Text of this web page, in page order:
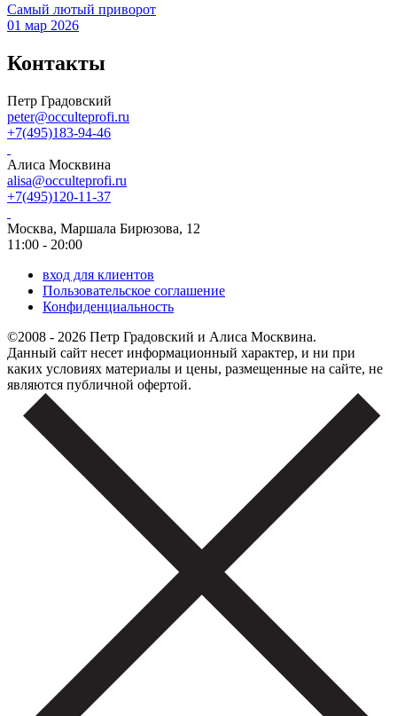
Самый лютый приворот
01 мар 2026
Контакты
Петр Градовский
peter@occulteprofi.ru
+7(495)183-94-46
Алиса Москвина
alisa@occulteprofi.ru
+7(495)120-11-37
Москва, Маршала Бирюзова, 12
11:00 - 20:00
вход для клиентов
Пользовательское соглашение
Конфиденциальность
©2008 - 2026 Петр Градовский и Алиса Москвина.
Данный сайт несет информационный характер, и ни при
каких условиях материалы и цены, размещенные на сайте, не
являются публичной офертой.